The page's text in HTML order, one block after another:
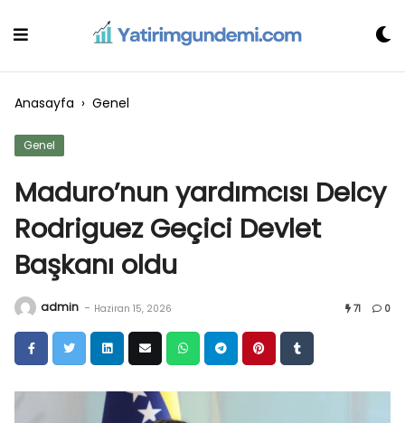
Anasayfa › Genel
Genel
Maduro’nun yardımcısı Delcy
Rodriguez Geçici Devlet
Başkanı oldu
admin - Haziran 15, 2026 71 0